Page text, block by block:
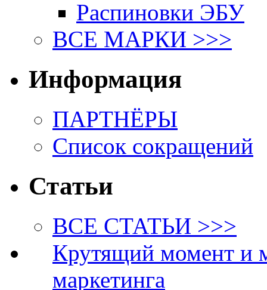
Распиновки ЭБУ
ВСЕ МАРКИ >>>
Информация
ПАРТНЁРЫ
Список сокращений
Статьи
ВСЕ СТАТЬИ >>>
Крутящий момент и
маркетинга